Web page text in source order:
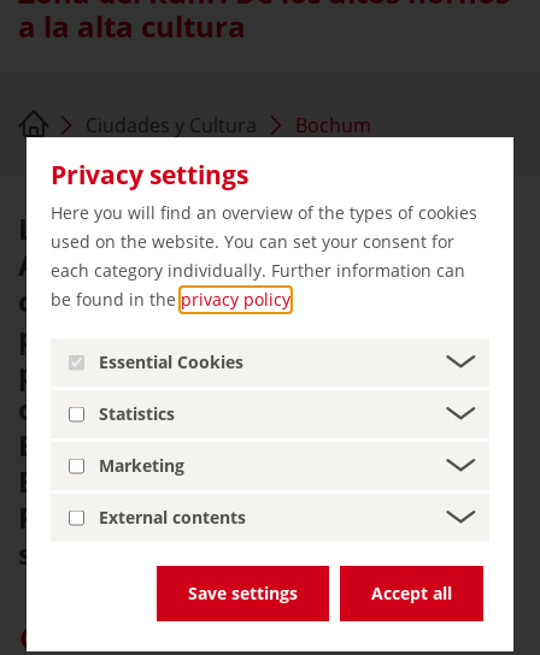
Privacy settings
Here you will find an overview of the types of cookies
used on the website. You can set your consent for
each category individually. Further information can
be found in the privacy policy
Essential Cookies
Statistics
Marketing
External contents
Save settings Accept all
a la alta cultura
Ciudades y Cultura Bochum
La antigua mina de carbón de
Alemania, una de las mayores
conurbaciones europeas, se
presenta hoy como uno de los
paisajes culturales más densos del
continente. Con las metrópolis de
Bochum, Dortmund, Duisburgo,
Essen y Oberhausen, la zona del
Ruhr forma un paisaje lleno de
sorpresas.